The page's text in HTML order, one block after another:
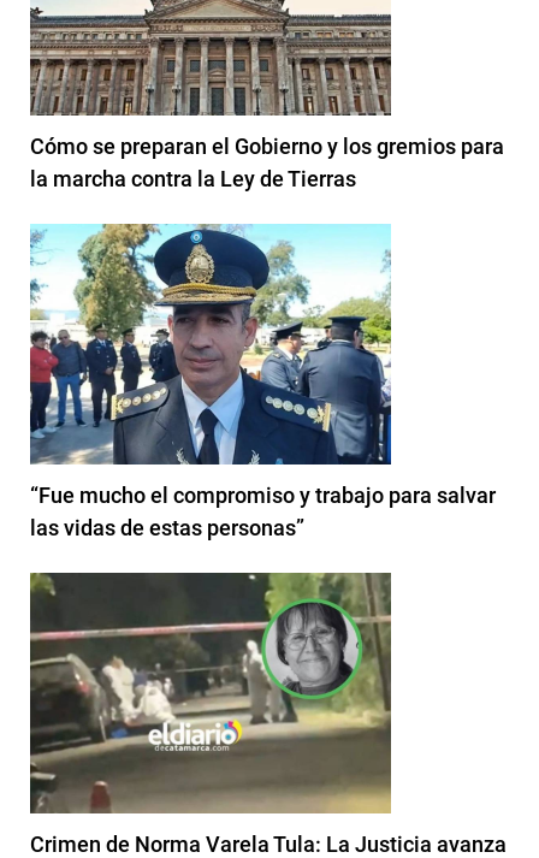
Cómo se preparan el Gobierno y los gremios para
la marcha contra la Ley de Tierras
“Fue mucho el compromiso y trabajo para salvar
las vidas de estas personas”
Crimen de Norma Varela Tula: La Justicia avanza